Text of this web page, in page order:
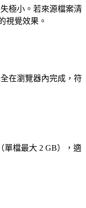
極小。若來源檔案清
視覺效果。
在瀏覽器內完成，符
單檔最大 2 GB），適